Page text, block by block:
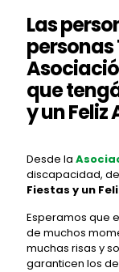
Las
que
y un Feliz
Desde la
discapacidad,
Fiestas y un
Esperamos que
de muchos
muchas risas y
garanticen los